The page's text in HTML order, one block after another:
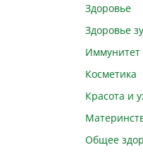
Здоровье
Здоровье
Иммунитет
Косметика
Красота и
Общее